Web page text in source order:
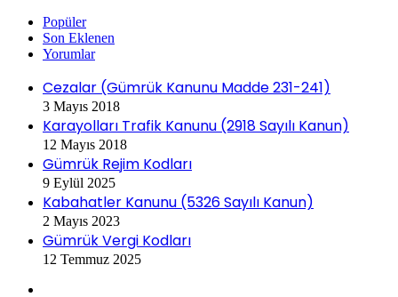
Popüler
Son Eklenen
Yorumlar
Cezalar (Gümrük Kanunu Madde 231-241)
3 Mayıs 2018
Karayolları Trafik Kanunu (2918 Sayılı Kanun)
12 Mayıs 2018
Gümrük Rejim Kodları
9 Eylül 2025
Kabahatler Kanunu (5326 Sayılı Kanun)
2 Mayıs 2023
Gümrük Vergi Kodları
12 Temmuz 2025